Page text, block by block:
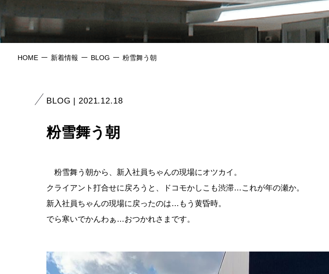
HOME 新着情報 BLOG 粉雪舞う朝
BLOG | 2021.12.18
粉雪舞う朝
粉雪舞う朝から、新入社員ちゃんの現場にオツカイ。
クライアント打合せに戻ろうと、ドコモかしこも渋滞…これが年の瀬か。
新入社員ちゃんの現場に戻ったのは…もう黄昏時。
でら寒いでかんわぁ…おつかれさまです。